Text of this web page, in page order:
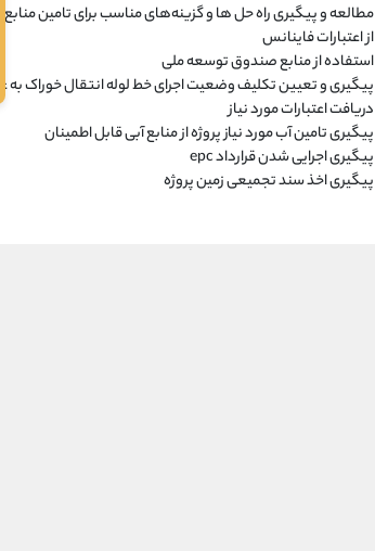
مطالعه و پیگیری راه حل ها و گزینه‌های مناسب برای تامین منابع
از اعتبارات فاینانس
استفاده از منابع صندوق توسعه ملی
پیگیری و تعیین تکلیف وضعیت اجرای خط لوله انتقال خوراک به
دریافت اعتبارات مورد نیاز
پیگیری تامین آب مورد نیاز پروژه از منابع آبی قابل اطمینان
پیگیری اجرایی شدن قرارداد epc
پیگیری اخذ سند تجمیعی زمین پروژه